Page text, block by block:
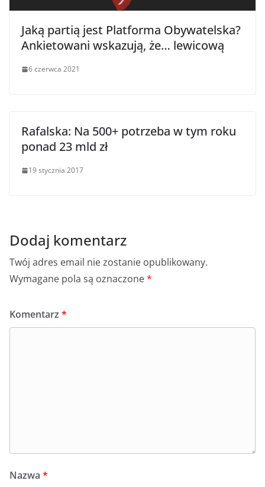
Jaką partią jest Platforma Obywatelska?
Ankietowani wskazują, że… lewicową
6 czerwca 2021
Rafalska: Na 500+ potrzeba w tym roku
ponad 23 mld zł
19 stycznia 2017
Dodaj komentarz
Twój adres email nie zostanie opublikowany.
Wymagane pola są oznaczone*
Komentarz *
Nazwa *